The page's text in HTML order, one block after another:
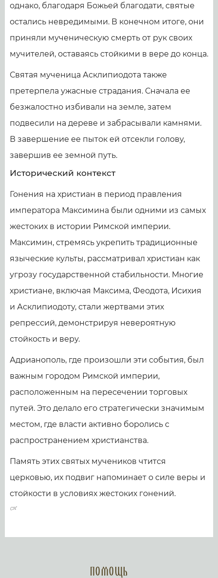
однако, благодаря Божьей благодати, святые
остались невредимыми. В конечном итоге, они
приняли мученическую смерть от рук своих
мучителей, оставаясь стойкими в вере до конца.
Святая мученица Асклипиодота также
претерпела ужасные страдания. Сначала ее
безжалостно избивали на земле, затем
подвесили на дереве и забрасывали камнями.
В завершение ее пыток ей отсекли голову,
завершив ее земной путь.
Исторический контекст
Гонения на христиан в период правления
императора Максимина были одними из самых
жестоких в истории Римской империи.
Максимин, стремясь укрепить традиционные
языческие культы, рассматривал христиан как
угрозу государственной стабильности. Многие
христиане, включая Максима, Феодота, Исихия
и Асклипиодоту, стали жертвами этих
репрессий, демонстрируя невероятную
стойкость и веру.
Адрианополь, где произошли эти события, был
важным городом Римской империи,
расположенным на пересечении торговых
путей. Это делало его стратегически значимым
местом, где власти активно боролись с
распространением христианства.
Память этих святых мучеников чтится
церковью, их подвиг напоминает о силе веры и
стойкости в условиях жестоких гонений.
Помощь